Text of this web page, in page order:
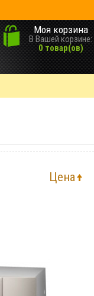
Моя корзина
В Вашей корзине:
0 товар(ов)
Цена